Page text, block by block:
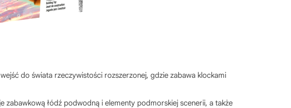
do świata rzeczywistości rozszerzonej, gdzie zabawa klockami
zabawkową łódź podwodną i elementy podmorskiej scenerii, a także